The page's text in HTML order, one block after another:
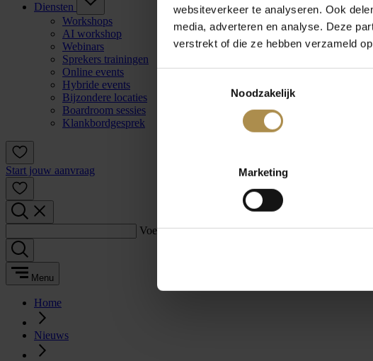
websiteverkeer te analyseren. Ook
media, adverteren en analyse. Deze
verstrekt of die ze hebben verzameld
Noodzakelijk
Marketing
Diensten
Workshops
AI workshop
Webinars
Sprekers trainingen
Online events
Hybride events
Bijzondere locaties
Boardroom sessies
Klankbordgesprek
Start jouw aanvraag
Voer een zoekterm in:
Menu
Home
Nieuws